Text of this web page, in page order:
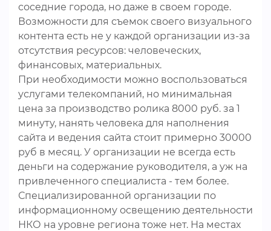
соседние города, но даже в своем городе.
Возможности для съемок своего визуального
контента есть не у каждой организации из-за
отсутствия ресурсов: человеческих,
финансовых, материальных.
При необходимости можно воспользоваться
услугами телекомпаний, но минимальная
цена за производство ролика 8000 руб. за 1
минуту, нанять человека для наполнения
сайта и ведения сайта стоит примерно 30000
руб в месяц. У организации не всегда есть
деньги на содержание руководителя, а уж на
привлеченного специалиста - тем более.
Специализированной организации по
информационному освещению деятельности
НКО на уровне региона тоже нет. На местах